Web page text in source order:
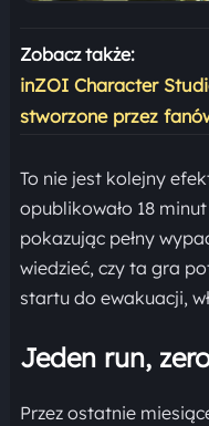
Zobacz także:
inZOI Character
stworzone przez
To nie jest kolejny
opublikowało 18
pokazując pełny
wiedzieć, czy ta gra
startu do ewakuacji,
Jeden run,
Przez ostatnie